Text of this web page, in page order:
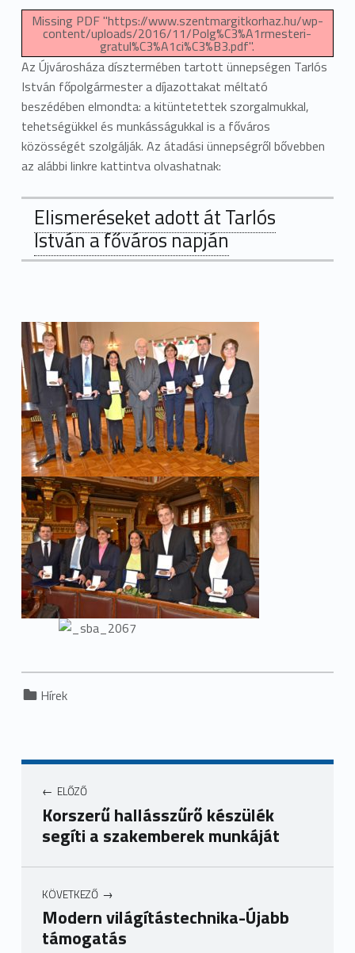
Missing PDF "https://www.szentmargitkorhaz.hu/wp-
content/uploads/2016/11/Polg%C3%A1rmesteri-
gratul%C3%A1ci%C3%B3.pdf".
Az Újvárosháza dísztermében tartott ünnepségen Tarlós
István főpolgármester a díjazottakat méltató
beszédében elmondta: a kitüntetettek szorgalmukkal,
tehetségükkel és munkásságukkal is a főváros
közösségét szolgálják. Az átadási ünnepségről bővebben
az alábbi linkre kattintva olvashatnak:
Elismeréseket adott át Tarlós
István a főváros napján
Categorized in:
Hírek
ELŐZŐ
Korszerű hallásszűrő készülék
segíti a szakemberek munkáját
KÖVETKEZŐ
Modern világítástechnika-Újabb
támogatás